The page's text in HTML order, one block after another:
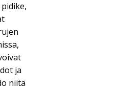
ja
niitä